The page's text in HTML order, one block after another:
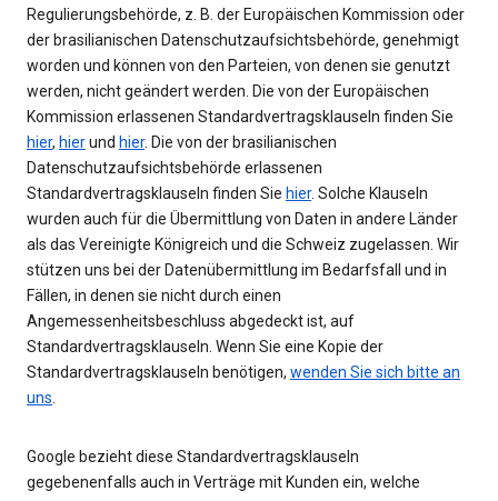
Regulierungsbehörde, z. B. der Europäischen Kommission oder
der brasilianischen Datenschutzaufsichtsbehörde, genehmigt
worden und können von den Parteien, von denen sie genutzt
werden, nicht geändert werden. Die von der Europäischen
Kommission erlassenen Standardvertragsklauseln finden Sie
hier, hierund hier. Die von der brasilianischen
Datenschutzaufsichtsbehörde erlassenen
Standardvertragsklauseln finden Sie hier. Solche Klauseln
wurden auch für die Übermittlung von Daten in andere Länder
als das Vereinigte Königreich und die Schweiz zugelassen. Wir
stützen uns bei der Datenübermittlung im Bedarfsfall und in
Fällen, in denen sie nicht durch einen
Angemessenheitsbeschluss abgedeckt ist, auf
Standardvertragsklauseln. Wenn Sie eine Kopie der
Standardvertragsklauseln benötigen, wenden Sie sich bitte an
uns.
Google bezieht diese Standardvertragsklauseln
gegebenenfalls auch in Verträge mit Kunden ein, welche